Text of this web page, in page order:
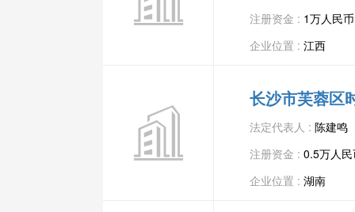
注册资金 : 1万人民币
企业位置 : 江西
长沙市芙蓉区
法定代表人 : 陈建鸣
注册资金 : 0.5万人
企业位置 : 湖南